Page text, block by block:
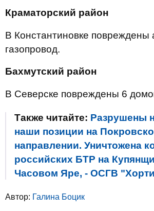
Краматорский район
В Константиновке повреждены
газопровод.
Бахмутский район
В Северске повреждены 6
Также читайте: Разрушены
наши позиции на
направлении. Уничтожена
российских БТР на
Часовом Яре, - ОСГВ
Автор: Галина Боцик